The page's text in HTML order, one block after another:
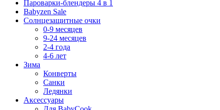
Пароварки-блендеры 4 в 1
Babyzen Sale
Солнцезащитные очки
0-9 месяцев
9-24 месяцев
2-4 года
4-6 лет
Зима
Конверты
Санки
Ледянки
Аксессуары